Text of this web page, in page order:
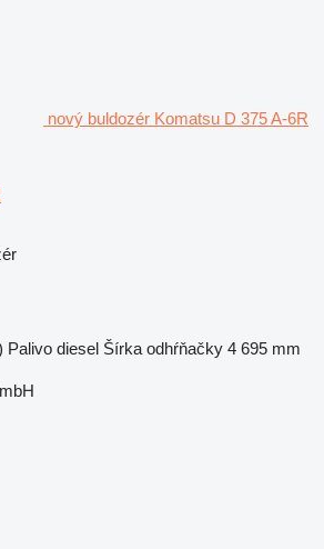
nový buldozér Komatsu D 375 A-6R
Palivo diesel Šírka odhŕňačky 4 695 mm